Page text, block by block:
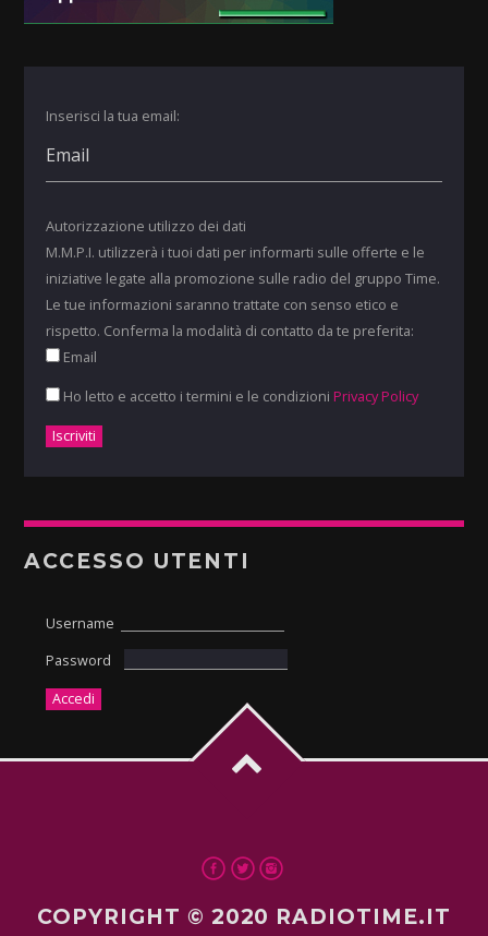
Inserisci la tua email:
Autorizzazione utilizzo dei dati
M.M.P.I. utilizzerà i tuoi dati per informarti sulle offerte e le
iniziative legate alla promozione sulle radio del gruppo Time.
Le tue informazioni saranno trattate con senso etico e
rispetto. Conferma la modalità di contatto da te preferita:
Email
Ho letto e accetto i termini e le condizioni Privacy Policy
ACCESSO UTENTI
Username
Password
COPYRIGHT © 2020 RADIOTIME.IT